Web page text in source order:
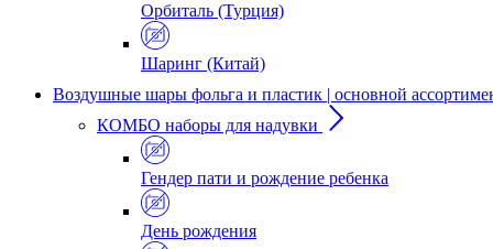
Орбиталь (Турция)
Шаринг (Китай)
Воздушные шары фольга и пластик | основной
КОМБО наборы для надувки
Гендер пати и рождение ребенка
День рождения